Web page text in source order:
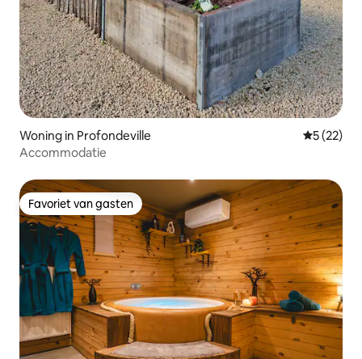
Woning in Profondeville
5 (22)
Accommodatie
Favoriet van gasten
Favoriet van gasten